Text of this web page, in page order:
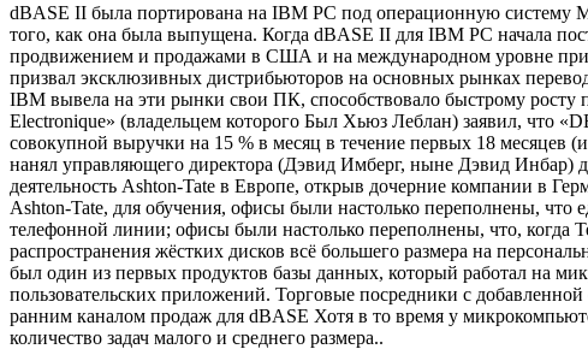
dBASE II была портирована на IBM PC под операционную систему
того, как она была выпущена. Когда dBASE II для IBM PC начала
продвижением и продажами в США и на международном уровне
призвал эксклюзивных дистрибьюторов на основных рынках
IBM вывела на эти рынки свои ПК, способствовало быстрому
Electronique» (владельцем которого Был Хьюз Леблан) заявил, что
совокупной выручки на 15 % в месяц в течение первых 18 месяцев
нанял управляющего директора (Дэвид Имберг, ныне Дэвид Инбар)
деятельность Ashton-Tate в Европе, открыв дочерние компании в
Ashton-Tate, для обучения, офисы были настолько переполнены,
телефонной линии; офисы были настолько переполнены, что, когда
распространения жёстких дисков всё большего размера на
был один из первых продуктов базы данных, который работал на
пользовательских приложений. Торговые посредники с
ранним каналом продаж для dBASE Хотя в то время у
количество задач малого и среднего размера..